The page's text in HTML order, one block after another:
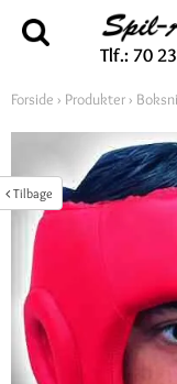
Tlf.: 70
Tilbage
Forside › Produkter›